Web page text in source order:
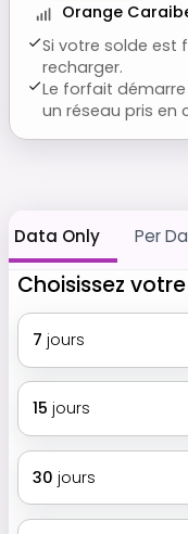
Orange
Si votre solde est
recharger.
Le forfait
un réseau pris en
Data Only Per
Choisissez
7 jours
15 jours
30 jours